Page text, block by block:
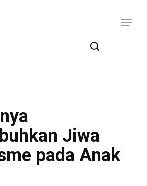
search
Menu
Jiwa
pada Anak